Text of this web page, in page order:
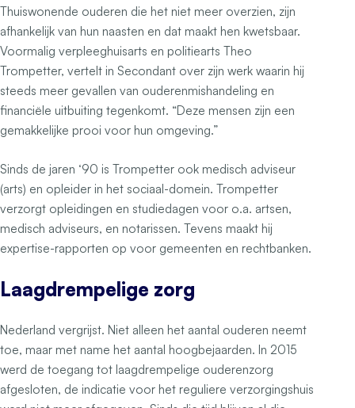
Thuiswonende ouderen die het niet meer overzien, zijn
afhankelijk van hun naasten en dat maakt hen kwetsbaar.
Voormalig verpleeghuisarts en politiearts Theo
Trompetter, vertelt in Secondant over zijn werk waarin hij
steeds meer gevallen van ouderenmishandeling en
financiële uitbuiting tegenkomt. “Deze mensen zijn een
gemakkelijke prooi voor hun omgeving.”
Sinds de jaren ‘90 is Trompetter ook medisch adviseur
(arts) en opleider in het sociaal-domein. Trompetter
verzorgt opleidingen en studiedagen voor o.a. artsen,
medisch adviseurs, en notarissen. Tevens maakt hij
expertise-rapporten op voor gemeenten en rechtbanken.
Laagdrempelige zorg
Nederland vergrijst. Niet alleen het aantal ouderen neemt
toe, maar met name het aantal hoogbejaarden. In 2015
werd de toegang tot laagdrempelige ouderenzorg
afgesloten, de indicatie voor het reguliere verzorgingshuis